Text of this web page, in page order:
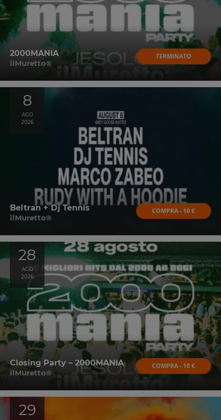
2000MANIA
ilMuretto®
TERMINATO
8
AGO
2026
Beltran + Dj Tennis
ilMuretto®
COMPRA - 10 €
28
AGO
2026
Closing Party – 2000MANIA
ilMuretto®
COMPRA - 10 €
29